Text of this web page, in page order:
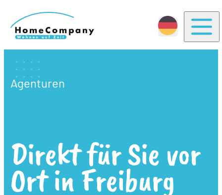
Agenturen
Direkt für Sie vor
Ort in Freiburg